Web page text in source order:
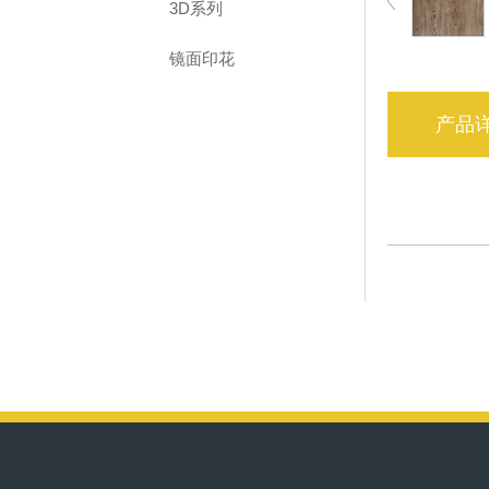
3D系列
镜面印花
产品